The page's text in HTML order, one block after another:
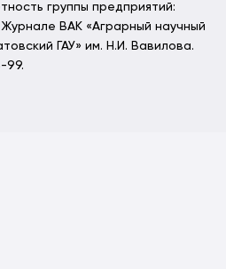
группы предприятий:
ВАК «Аграрный научный
ГАУ» им. Н.И. Вавилова.
99.